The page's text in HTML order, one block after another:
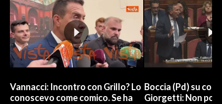
Vannacci: Incontro con Grillo? Lo
conoscevo come comico. Se ha
Boccia (Pd) su
Giorgetti: Non